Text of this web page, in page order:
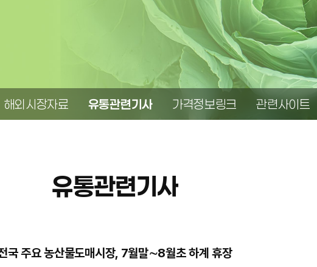
해외시장자료 유통관련기사 가격정보링크 관련사이트
유통관련기사
국 주요 농산물도매시장, 7월말∼8월초 하계 휴장